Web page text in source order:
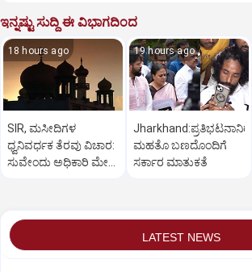
ಇನ್ನಷ್ಟು ಸುದ್ದಿ ಈ ವಿಭಾಗದಿಂದ
18 hours ago
SIR, ಮಸೀದಿಗಳ
ಧ್ವನಿವರ್ಧಕ ತೆರವು ವಿಚಾರ:
ಸುವೇಂದು ಅಧಿಕಾರಿ ಮೇಲೆ
19 hours ago
Jharkhand:ಪ್ರತಿಭಟನಾನಿರತ
ಮಹತೊ ಬಣದೊಂದಿಗೆ
ಸರ್ಕಾರ ಮಾತುಕತೆ
LATEST NEWS